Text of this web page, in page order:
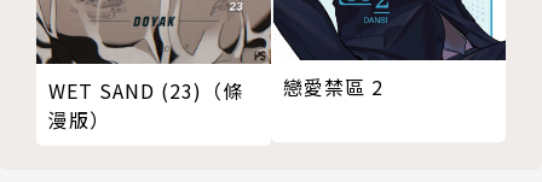
WET SAND (23)（條
漫版）
戀愛禁區 2